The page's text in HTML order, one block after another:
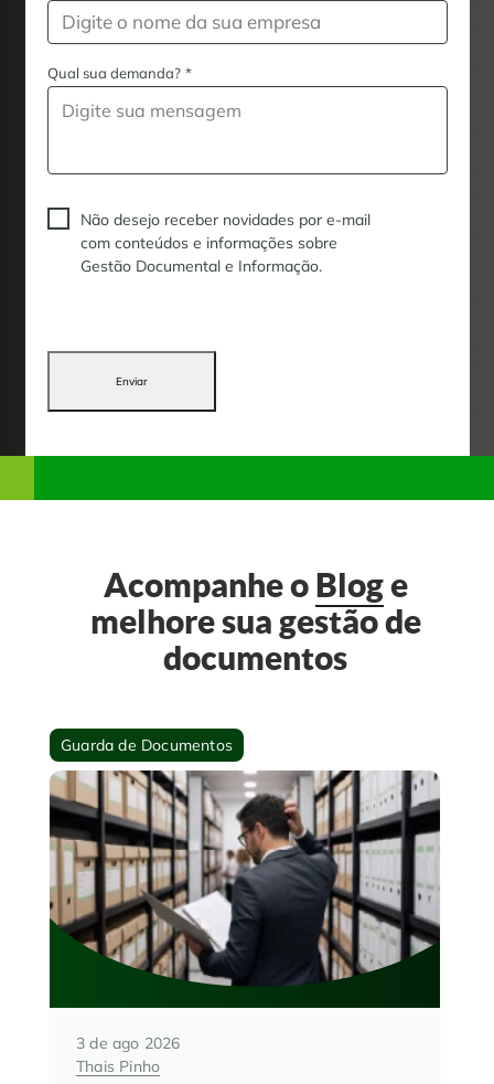
Qual sua demanda? *
Não desejo receber novidades por e-mail
com conteúdos e informações sobre
Gestão Documental e Informação.
Enviar
Acompanhe o Bloge
melhore sua gestão de
documentos
Guarda de Documentos
3 de ago 2026
Thais Pinho